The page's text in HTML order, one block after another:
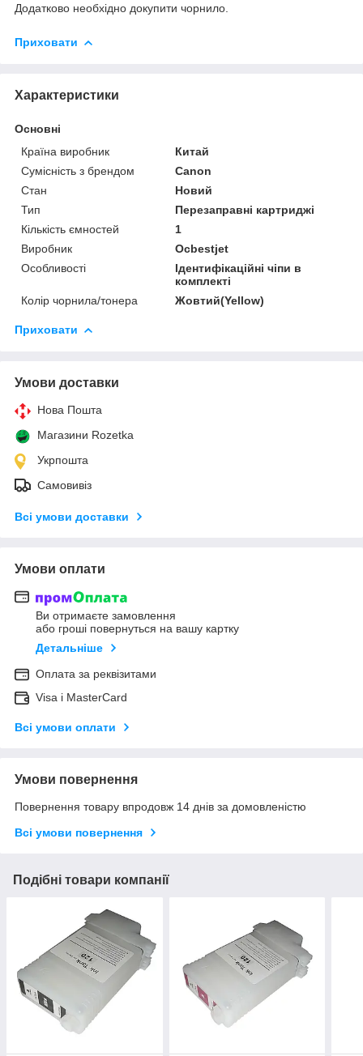
Додатково необхідно докупити чорнило.
Приховати
Характеристики
Основні
Країна виробник
Китай
Сумісність з брендом
Canon
Стан
Новий
Тип
Перезаправні картриджі
Кількість ємностей
1
Виробник
Ocbestjet
Особливості
Ідентифікаційні чіпи в
комплекті
Колір чорнила/тонера
Жовтий(Yellow)
Приховати
Умови доставки
Нова Пошта
Магазини Rozetka
Укрпошта
Самовивіз
Всі умови доставки
Умови оплати
Ви отримаєте замовлення
або гроші повернуться на вашу картку
Детальніше
Оплата за реквізитами
Visa і MasterCard
Всі умови оплати
Умови повернення
Повернення товару впродовж 14 днів за домовленістю
Всі умови повернення
Подібні товари компанії